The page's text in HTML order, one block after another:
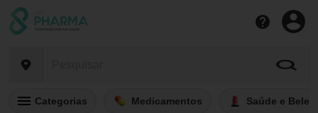
Categorias Medicamentos Saúde e